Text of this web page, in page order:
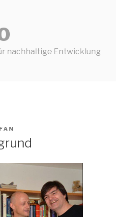
nachhaltige Entwicklung